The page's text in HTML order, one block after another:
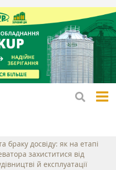
браку досвіду: як на етапі
захиститися від
й експлуатації